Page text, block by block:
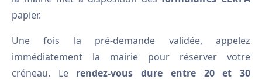
papier.
Une fois la pré-demande validée, appelez
immédiatement la mairie pour réserver votre
créneau. Le rendez-vous dure entre 20 et 30